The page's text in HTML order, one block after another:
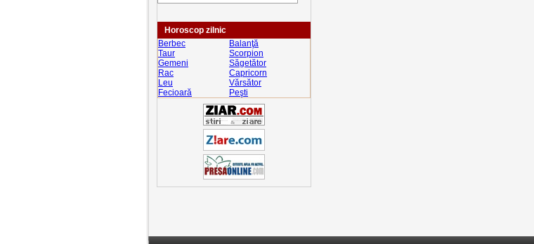
Horoscop zilnic
Berbec
Balanţă
Taur
Scorpion
Gemeni
Săgetător
Rac
Capricorn
Leu
Vărsător
Fecioară
Peşti